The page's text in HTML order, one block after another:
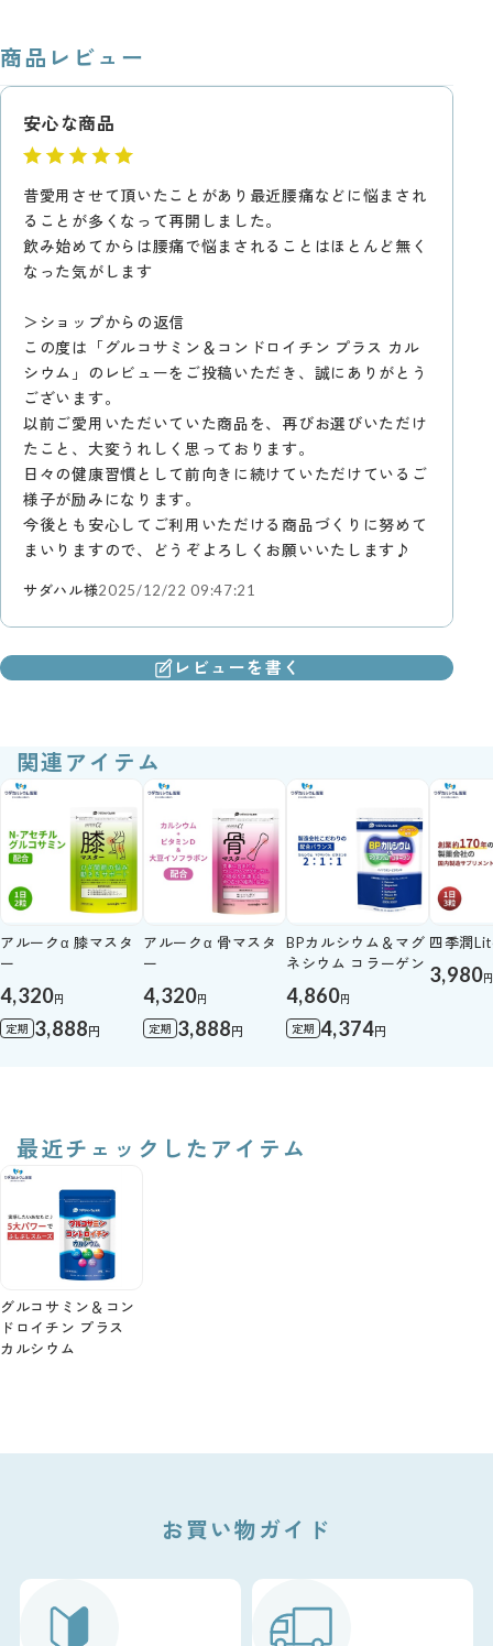
商品レビュー
安心な商品
昔愛用させて頂いたことがあり最近腰痛などに悩まされ
ることが多くなって再開しました。
飲み始めてからは腰痛で悩まされることはほとんど無く
なった気がします
＞ショップからの返信
この度は「グルコサミン＆コンドロイチン プラス カル
シウム」のレビューをご投稿いただき、誠にありがとう
ございます。
以前ご愛用いただいていた商品を、再びお選びいただけ
たこと、大変うれしく思っております。
日々の健康習慣として前向きに続けていただけているご
様子が励みになります。
今後とも安心してご利用いただける商品づくりに努めて
まいりますので、どうぞよろしくお願いいたします♪
サダハル様2025/12/22 09:47:21
レビューを書く
関連アイテム
アルークα 膝マスタ
ー
4,320円
定期 3,888円
アルークα 骨マスタ
ー
4,320円
定期 3,888円
BPカルシウム＆マグ
ネシウム コラーゲン
4,860円
定期 4,374円
四季潤
3,980円
最近チェックしたアイテム
グルコサミン＆コン
ドロイチン プラス
カルシウム
お買い物ガイド